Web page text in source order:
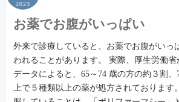
2023
お薬でお腹がいっぱい
外来で診療していると、お薬でお腹がいっ
われることがあります。 実際、厚生労働省
データによると、65～74 歳の方の約３割
上で５種類以上の薬が処方されております